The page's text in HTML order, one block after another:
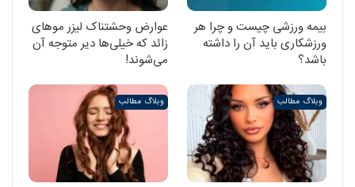
بیمه ورزشی چیست و چرا هر
ورزشکاری باید آن را داشته
باشد؟
عوارض وحشتناک لیزر موهای
زائد که خیلی‌ها دیر متوجه آن
می‌شوند!
وبلاگ مطالب وبلاگ مطالب